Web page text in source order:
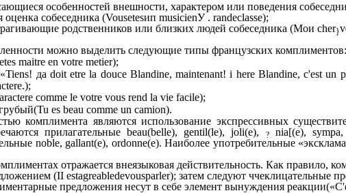
особенностей внешности, характером или поведения
оценка собеседника (Vousetesип musicienУ . randeclasse);
родственников или близких людей собеседника (Мои cher}
можно выделить следующие типы французских комплиментов:
maitre en votre metier);
да doit etre la douce Blandine, maintenant! i here Blandine, с'est un
comme le votre vous rend la vie facile);
(Tu es beau comme un camion).
комплимента являются использова­ние экспрессивных
прилагательные beau(belle), gentil(le), joli(e),
?nia[(e), sympa,
noble, gallant(e), ordonne(e). Наиболее употребительные
отражается внеязыковая действительность. Как правило,
(II estagreabledevousparler); затем следуют ччеклицательные
предложения несут в себе элемент вынуждения реакции(«C